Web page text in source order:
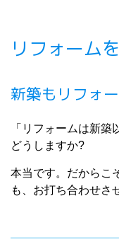
リフォーム
新築もリフォ
「リフォームは新
どうしますか?
本当です。だからこ
も、お打ち合わせさ